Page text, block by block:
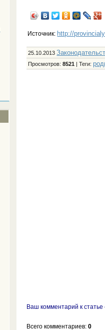
Источник: http://
25.10.2013
Просмотров:8521 |Теги:
Ваш комментарий к
Всего комментариев:0